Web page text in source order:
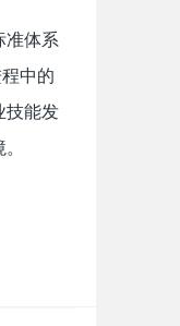
准体系
中的
技能发